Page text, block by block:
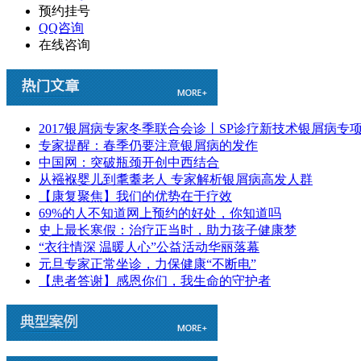
预约挂号
QQ咨询
在线咨询
2017银屑病专家冬季联合会诊丨SP诊疗新技术银屑病专
专家提醒：春季仍要注意银屑病的发作
中国网：突破瓶颈开创中西结合
从襁褓婴儿到耄耋老人 专家解析银屑病高发人群
【康复聚焦】我们的优势在于疗效
69%的人不知道网上预约的好处，你知道吗
史上最长寒假：治疗正当时，助力孩子健康梦
“衣往情深 温暖人心”公益活动华丽落幕
元旦专家正常坐诊，力保健康“不断电”
【患者答谢】感恩你们，我生命的守护者